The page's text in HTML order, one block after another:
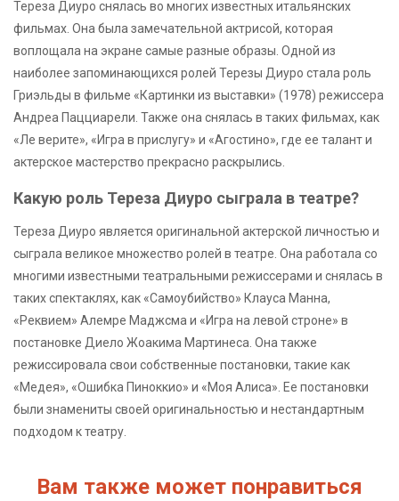
Тереза Диуро снялась во многих известных итальянских
фильмах. Она была замечательной актрисой, которая
воплощала на экране самые разные образы. Одной из
наиболее запоминающихся ролей Терезы Диуро стала роль
Гриэльды в фильме «Картинки из выставки» (1978) режиссера
Андреа Пацциарели. Также она снялась в таких фильмах, как
«Ле верите», «Игра в прислугу» и «Агостино», где ее талант и
актерское мастерство прекрасно раскрылись.
Какую роль Тереза Диуро сыграла в театре?
Тереза Диуро является оригинальной актерской личностью и
сыграла великое множество ролей в театре. Она работала со
многими известными театральными режиссерами и снялась в
таких спектаклях, как «Самоубийство» Клауса Манна,
«Реквием» Алемре Маджсма и «Игра на левой строне» в
постановке Диело Жоакима Мартинеса. Она также
режиссировала свои собственные постановки, такие как
«Медея», «Ошибка Пиноккио» и «Моя Алиса». Ее постановки
были знамениты своей оригинальностью и нестандартным
подходом к театру.
Вам также может понравиться